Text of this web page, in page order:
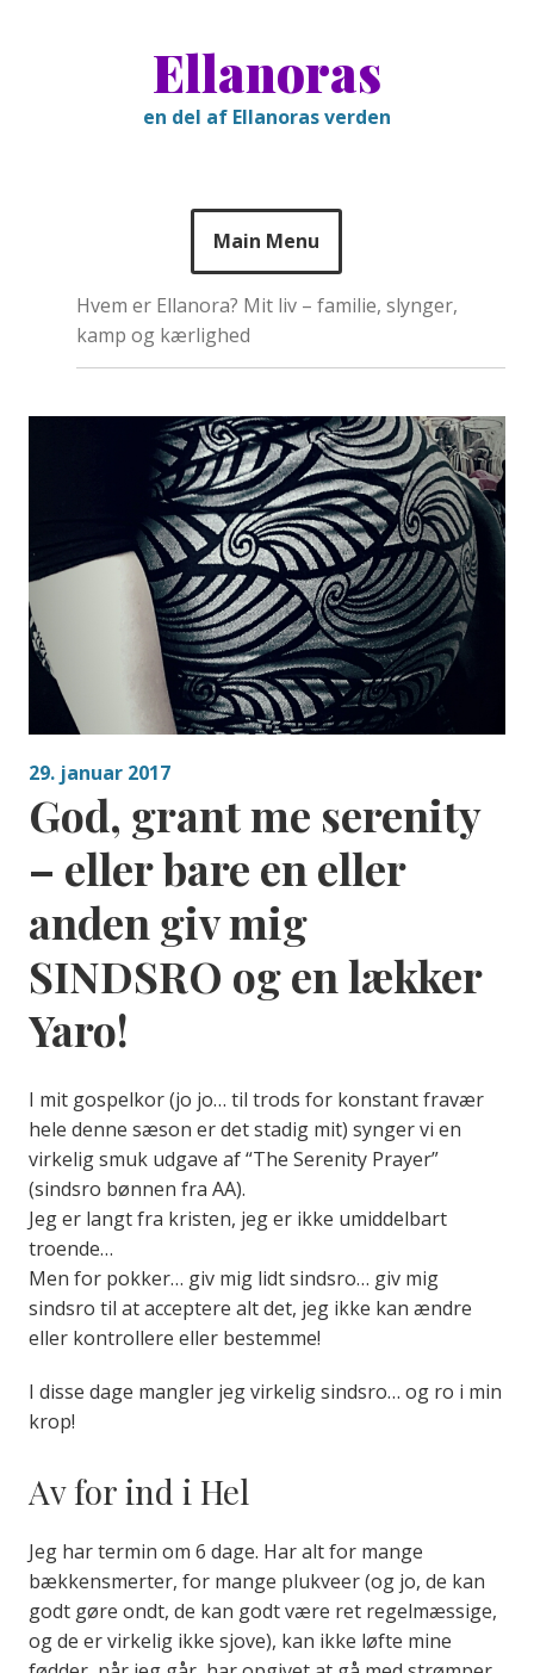
Ellanoras
en del af Ellanoras verden
Main Menu
Hvem er Ellanora? Mit liv – familie, slynger,
kamp og kærlighed
29. januar 2017
God, grant me serenity
– eller bare en eller
anden giv mig
SINDSRO og en lækker
Yaro!
I mit gospelkor (jo jo… til trods for konstant fravær
hele denne sæson er det stadig mit) synger vi en
virkelig smuk udgave af “The Serenity Prayer”
(sindsro bønnen fra AA).
Jeg er langt fra kristen, jeg er ikke umiddelbart
troende…
Men for pokker… giv mig lidt sindsro… giv mig
sindsro til at acceptere alt det, jeg ikke kan ændre
eller kontrollere eller bestemme!
I disse dage mangler jeg virkelig sindsro… og ro i min
krop!
Av for ind i Hel
Jeg har termin om 6 dage. Har alt for mange
bækkensmerter, for mange plukveer (og jo, de kan
godt gøre ondt, de kan godt være ret regelmæssige,
og de er virkelig ikke sjove), kan ikke løfte mine